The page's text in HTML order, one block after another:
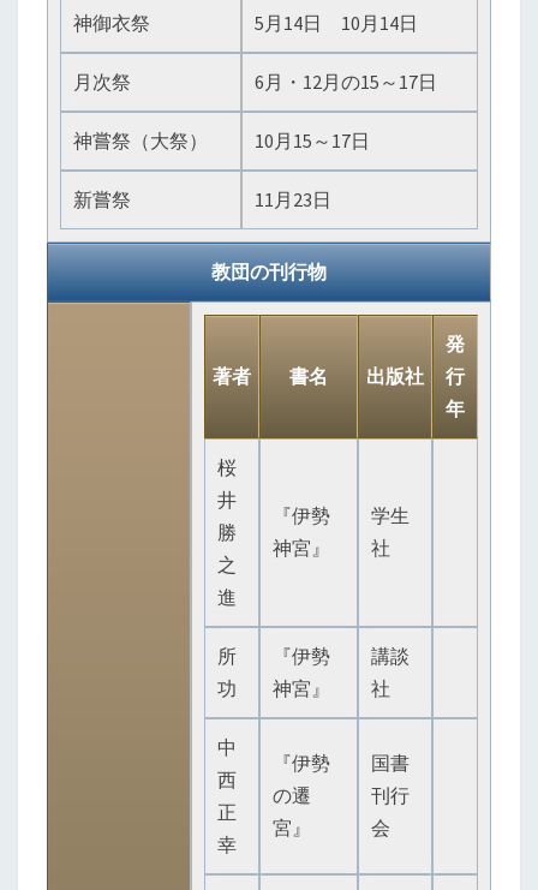
神御衣祭 5月14日 10月14日
月次祭 6月・12月の15～17日
神嘗祭（大祭） 10月15～17日
新嘗祭 11月23日
教団の刊行物
著者 書名 出版社
発
行
年
桜
井
勝
之
進
『伊勢
神宮』
学生
社
所
功
『伊勢
神宮』
講談
社
中
西
正
幸
『伊勢
の遷
宮』
国書
刊行
会